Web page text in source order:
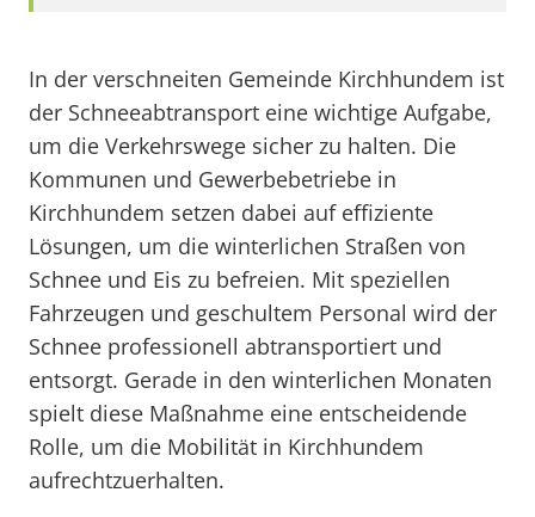
In der verschneiten Gemeinde Kirchhundem ist
der Schneeabtransport eine wichtige Aufgabe,
um die Verkehrswege sicher zu halten. Die
Kommunen und Gewerbebetriebe in
Kirchhundem setzen dabei auf effiziente
Lösungen, um die winterlichen Straßen von
Schnee und Eis zu befreien. Mit speziellen
Fahrzeugen und geschultem Personal wird der
Schnee professionell abtransportiert und
entsorgt. Gerade in den winterlichen Monaten
spielt diese Maßnahme eine entscheidende
Rolle, um die Mobilität in Kirchhundem
aufrechtzuerhalten.